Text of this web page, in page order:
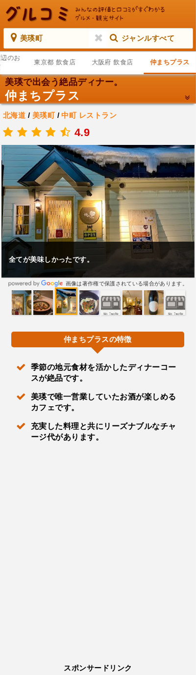
美瑛町 ジャンルすべて
のお
東京都 飲食店 大阪府 飲食店 仲まちプラス
美瑛で出会う絶品ディナー。
仲まちプラス
北海道 / 美瑛町/中町 レストラン
4.9
全てが美味しかったです。
画像は著作権で保護されている場合があります。
仲まちプラスの特徴
季節の地元食材を活かしたディナーコー
スが絶品です。
美瑛で唯一営業していたお酒が楽しめる
カフェです。
充実した料理と共にリーズナブルなチャ
ージ代があります。
スポンサードリンク